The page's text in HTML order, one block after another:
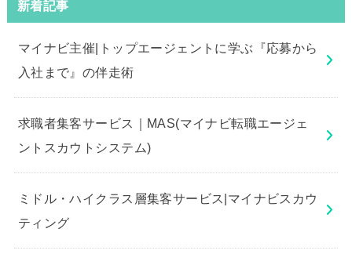
新着記事
マイナビ主催|トップエージェントに学ぶ『応募から
入社まで』の伴走術
求職者集客サービス｜MAS(マイナビ転職エージェ
ントスカウトシステム)
ミドル・ハイクラス層集客サービス|マイナビスカウ
ティング